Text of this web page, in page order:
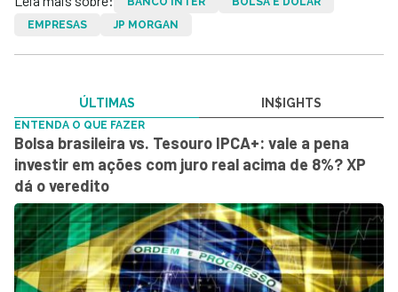
EMPRESAS
JP MORGAN
ÚLTIMAS IN$IGHTS
ENTENDA O QUE FAZER
Bolsa brasileira vs. Tesouro IPCA+: vale a pena
investir em ações com juro real acima de 8%? XP
dá o veredito